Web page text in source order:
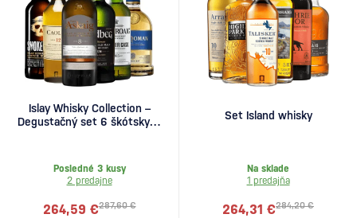
Islay Whisky Collection –
Degustačný set 6 škótskych
Posledné 3 kusy
2 predajne
287,60 €
264,59 €
Set Island whisky
Na sklade
1 predajňa
284,20 €
264,31 €